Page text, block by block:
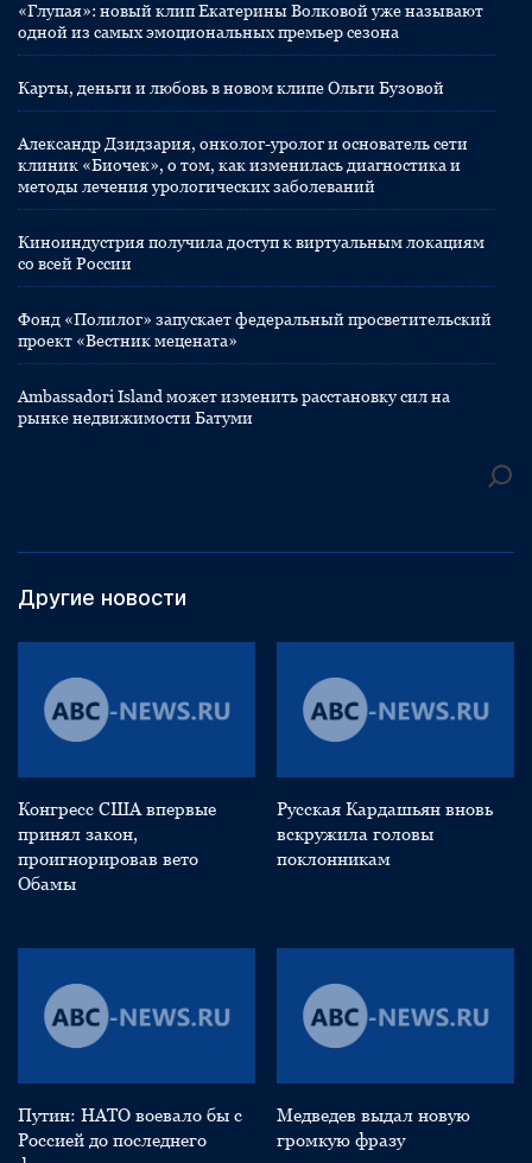
«Глупая»: новый клип Екатерины Волковой уже называют
одной из самых эмоциональных премьер сезона
Карты, деньги и любовь в новом клипе Ольги Бузовой
Александр Дзидзария, онколог-уролог и основатель сети
клиник «Биочек», о том, как изменилась диагностика и
методы лечения урологических заболеваний
Киноиндустрия получила доступ к виртуальным локациям
со всей России
Фонд «Полилог» запускает федеральный просветительский
проект «Вестник мецената»
Ambassadori Island может изменить расстановку сил на
рынке недвижимости Батуми
Другие новости
Конгресс США впервые
принял закон,
проигнорировав вето
Обамы
Русская Кардашьян вновь
вскружила головы
поклонникам
Путин: НАТО воевало бы с
Россией до последнего
Медведев выдал новую
громкую фразу